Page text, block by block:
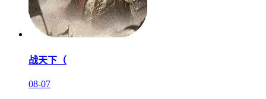
战天下（
08-07